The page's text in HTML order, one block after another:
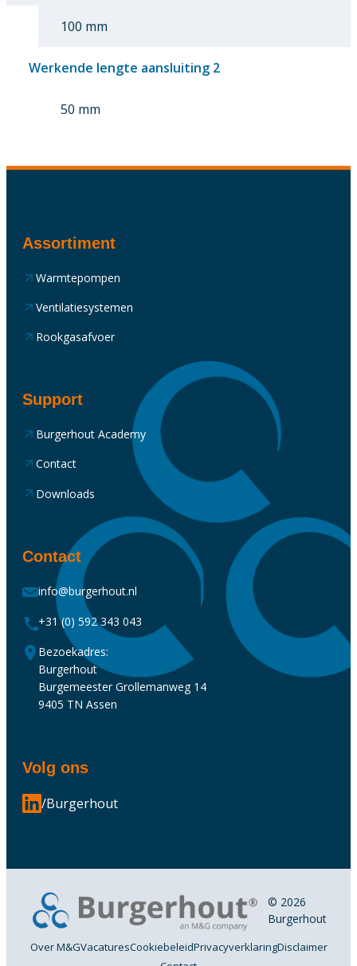
100 mm
Werkende lengte aansluiting 2
50 mm
Assortiment
Warmtepompen
Ventilatiesystemen
Rookgasafvoer
Support
Burgerhout Academy
Contact
Downloads
Contact
info@burgerhout.nl
+31 (0) 592 343 043
Bezoekadres:
Burgerhout
Burgemeester Grollemanweg 14
9405 TN Assen
Volg ons
/Burgerhout
© 2026
Burgerhout
Over M&GVacaturesCookiebeleidPrivacyverklaringDisclaimer